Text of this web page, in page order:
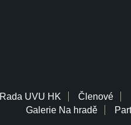
Rada UVU HK Členové
Galerie Na hradě